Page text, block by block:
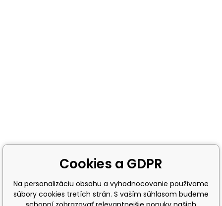
Cookies a GDPR
Na personalizáciu obsahu a vyhodnocovanie používame
súbory cookies tretích strán. S vaším súhlasom budeme